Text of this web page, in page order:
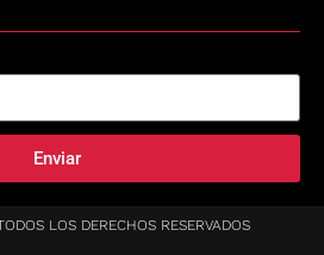
Enviar
LOS DERECHOS RESERVADOS